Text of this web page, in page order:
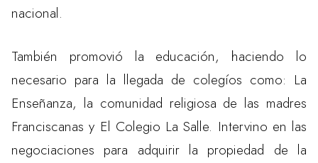
nacional.
También promovió la educación, haciendo lo
necesario para la llegada de colegíos como: La
Enseñanza, la comunidad religiosa de las madres
Franciscanas y El Colegio La Salle. Intervino en las
negociaciones para adquirir la propiedad de la